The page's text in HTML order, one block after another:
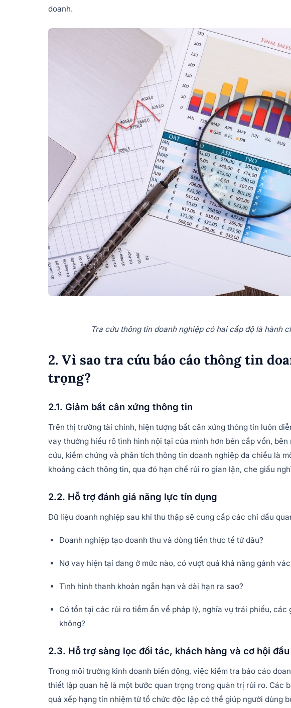
doanh.
Tra cứu thông tin doanh nghiệp có hai cấp độ là hành
2. Vì sao tra cứu báo cáo thông tin
trọng?
2.1. Giảm bất cân xứng thông tin
Trên thị trường tài chính, hiện tượng bất cân xứng thông tin luôn
vay thường hiểu rõ tình hình nội tại của mình hơn bên cấp vốn,
cứu, kiểm chứng và phân tích thông tin doanh nghiệp đa chiều là
khoảng cách thông tin, qua đó hạn chế rủi ro gian lận, che giấu
2.2. Hỗ trợ đánh giá năng lực tín dụng
Dữ liệu doanh nghiệp sau khi thu thập sẽ cung cấp các chỉ dấu
Doanh nghiệp tạo doanh thu và dòng tiền thực tế từ đâu?
Nợ vay hiện tại đang ở mức nào, có vượt quá khả năng gánh
Tình hình thanh khoản ngắn hạn và dài hạn ra sao?
Có tồn tại các rủi ro tiềm ẩn về pháp lý, nghĩa vụ trái phiếu,
không?
2.3. Hỗ trợ sàng lọc đối tác, khách hàng và cơ hội
Trong môi trường kinh doanh biến động, việc kiểm tra báo cáo
thiết lập quan hệ là một bước quan trọng trong quản trị rủi ro. Các
quả xếp hạng tín nhiệm từ tổ chức độc lập có thể giúp người dùng